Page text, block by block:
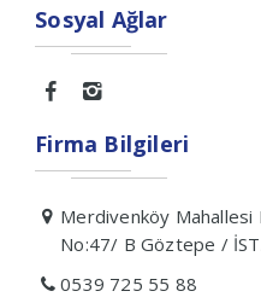
Sosyal Ağlar
Firma Bilgileri
Merdivenköy Mahallesi
No:47/ B Göztepe /
0539 725 55 88